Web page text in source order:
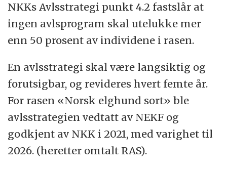
NKKs Avlsstrategi punkt 4.2 fastslår at
ingen avlsprogram skal utelukke mer
enn 50 prosent av individene i rasen.
En avlsstrategi skal være langsiktig og
forutsigbar, og revideres hvert femte år.
For rasen «Norsk elghund sort» ble
avlsstrategien vedtatt av NEKF og
godkjent av NKK i 2021, med varighet til
2026. (heretter omtalt RAS).